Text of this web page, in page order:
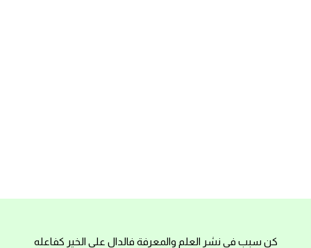
كن سبب في نشر العلم والمعرفة فالدال على الخير كفاعله